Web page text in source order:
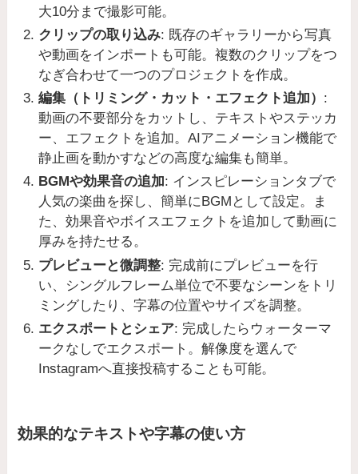
大10分まで撮影可能。
クリップの取り込み: 既存のギャラリーから写真
や動画をインポートも可能。複数のクリップをつ
なぎ合わせて一つのプロジェクトを作成。
編集（トリミング・カット・エフェクト追加） :
動画の不要部分をカットし、テキストやステッカ
ー、エフェクトを追加。AIアニメーション機能で
静止画を動かすなどの高度な編集も簡単。
BGMや効果音の追加 : インスピレーションタブで
人気の楽曲を探し、簡単にBGMとして設定。ま
た、効果音やボイスエフェクトを追加して動画に
厚みを持たせる。
プレビューと微調整: 完成前にプレビューを行
い、シングルフレーム単位で不要なシーンをトリ
ミングしたり、字幕の位置やサイズを調整。
エクスポートとシェア: 完成したらウォーターマ
ークなしでエクスポート。解像度を選んで
Instagramへ直接投稿することも可能。
効果的なテキストや字幕の使い方